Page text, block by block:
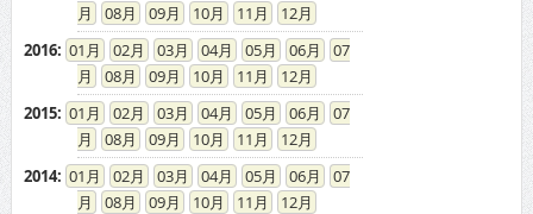
08
09 10 11
12
2016: 01 02 03 04 05 06
07
08
09 10 11
12
2015: 01 02 03 04 05 06
07
08
09 10 11
12
2014: 01 02 03 04 05 06
07
08
09 10 11
12